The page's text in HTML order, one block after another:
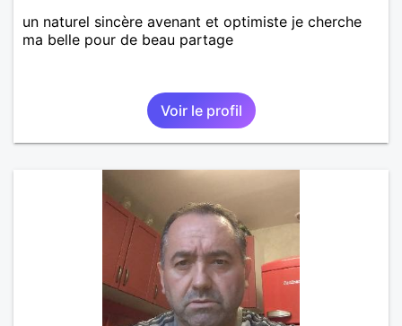
un naturel sincère avenant et optimiste je cherche
ma belle pour de beau partage
Voir le profil